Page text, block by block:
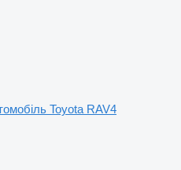
Toyota RAV4